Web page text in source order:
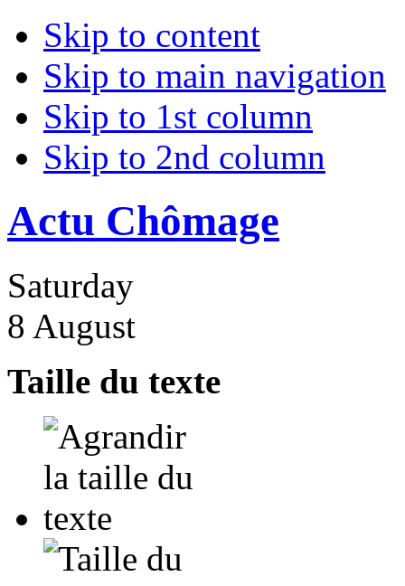
Skip to content
Skip to main navigation
Skip to 1st column
Skip to 2nd column
Actu Chômage
Saturday
8 August
Taille du texte